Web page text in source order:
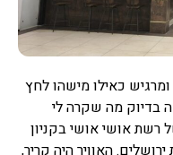
כאילו מישהו לחץ
בדיוק מה שקרה לי
אושי אושי בקניון
האוויר היה קריר,